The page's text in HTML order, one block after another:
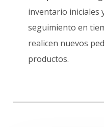
inventario iniciales
seguimiento en
realicen nuevos
productos.